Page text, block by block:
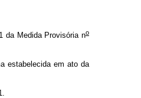
da Medida Provisória no
estabelecida em ato da